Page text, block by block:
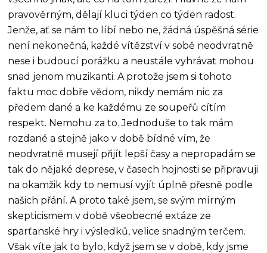
pravověrným, dělají kluci týden co týden radost.
Jenže, ať se nám to líbí nebo ne, žádná úspěšná série
není nekonečná, každé vítězství v sobě neodvratně
nese i budoucí porážku a neustále vyhrávat mohou
snad jenom muzikanti. A protože jsem si tohoto
faktu moc dobře vědom, nikdy nemám nic za
předem dané a ke každému ze soupeřů cítím
respekt. Nemohu za to. Jednoduše to tak mám
rozdané a stejně jako v době bídné vím, že
neodvratně musejí přijít lepší časy a nepropadám se
tak do nějaké deprese, v časech hojnosti se připravuji
na okamžik kdy to nemusí vyjít úplně přesně podle
našich přání. A proto také jsem, se svým mírným
skepticismem v době všeobecné extáze ze
sparťanské hry i výsledků, velice snadným terčem.
Však víte jak to bylo, když jsem se v době, kdy jsme